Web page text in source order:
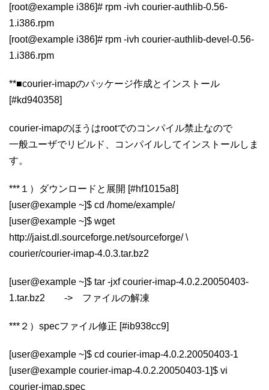
[root@example i386]# rpm -ivh courier-authlib-0.56-
1.i386.rpm
[root@example i386]# rpm -ivh courier-authlib-devel-0.56-
1.i386.rpm
**■courier-imapのパッケージ作成とインストール
[#kd940358]
courier-imapのほうはrootでのコンパイル禁止なので
一般ユーザでリビルド、コンパイルしてインストールしま
す。
***１）ダウンロードと展開 [#hf1015a8]
[user@example ~]$ cd /home/example/
[user@example ~]$ wget
http://jaist.dl.sourceforge.net/sourceforge/ \
courier/courier-imap-4.0.3.tar.bz2
[user@example ~]$ tar -jxf courier-imap-4.0.2.20050403-
1.tar.bz2 -> ファイルの解凍
***２）specファイル修正 [#ib938cc9]
[user@example ~]$ cd courier-imap-4.0.2.20050403-1
[user@example courier-imap-4.0.2.20050403-1]$ vi
courier-imap.spec